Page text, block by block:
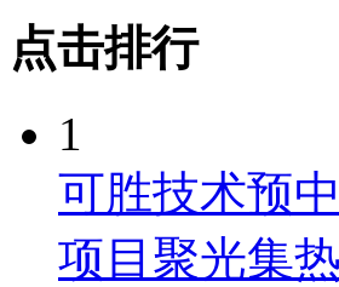
点击排行
1
可胜技术预
项目聚光集